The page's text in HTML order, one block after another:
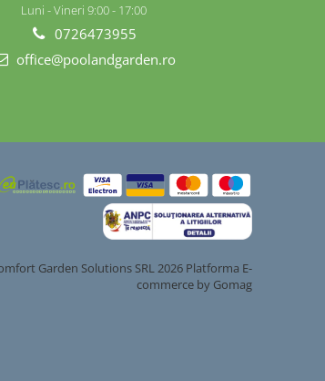
Luni - Vineri 9:00 - 17:00
0726473955
office@poolandgarden.ro
Garden Solutions SRL 2026 Platforma E-
commerce by Gomag